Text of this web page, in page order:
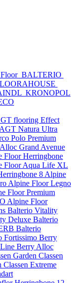
BALTERIO
KRONOPOL
flooring Effect
AGT Natura Ultra
Polo Premium
Alloc Grand Avenue
Floor Herringbone
Floor Aqua Life XL
8 Alpine
Alpine Floor Legno
Floor Premium
Alpine Floor
Balterio Vitality
Deluxe Balterio
Balterio
Fortissimo Berry
Berry Alloc
Garden Classen
Classen Extreme